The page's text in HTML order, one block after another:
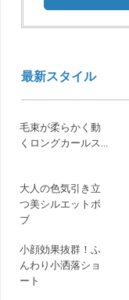
最新スタイル
毛束が柔らかく動
くロングカールス...
大人の色気引き立
つ美シルエットボ
ブ
小顔効果抜群！ふ
んわり小洒落ショ
ート